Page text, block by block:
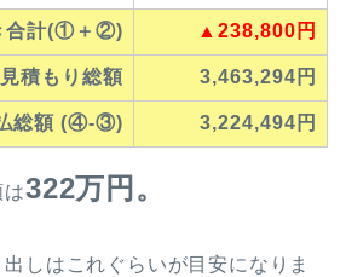
合計(①＋②) ▲238,800円
積もり総額 3,463,294円
総額 (④-③) 3,224,494円
322万円。
しはこれぐらいが目安になりま